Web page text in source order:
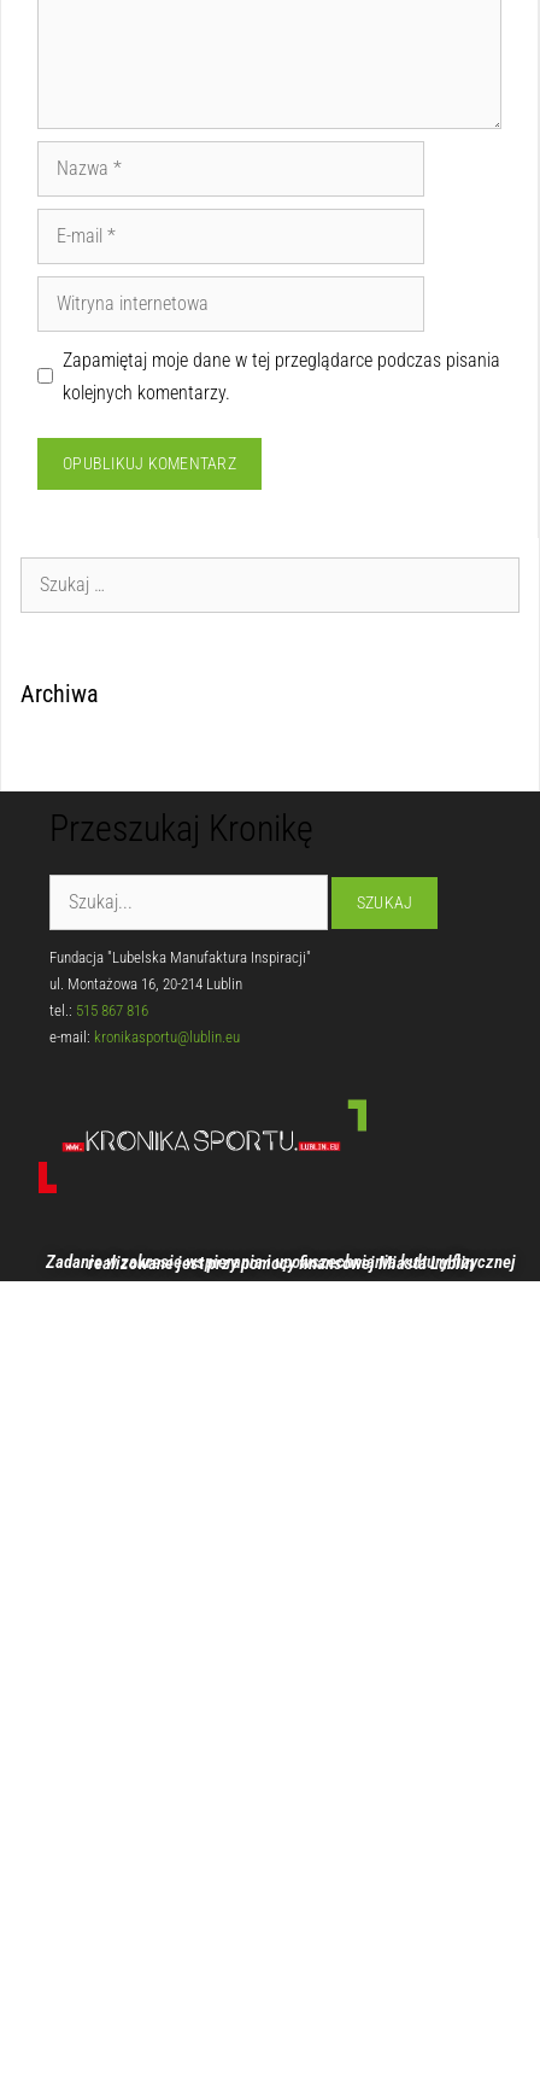
Zapamiętaj moje dane w tej przeglądarce podczas pisania
kolejnych komentarzy.
Archiwa
Przeszukaj Kronikę
Fundacja "Lubelska Manufaktura Inspiracji"
ul. Montażowa 16, 20-214 Lublin
tel.: 515 867 816
e-mail: kronikasportu@lublin.eu
Zadanie w zakresie wspierania i upowszechniania kultury fizycznej realizowane jest przy pomocy finansowej Miasta Lublin